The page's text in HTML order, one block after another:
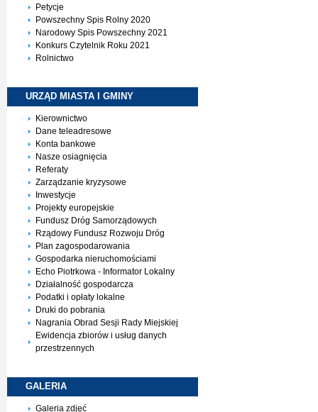
Petycje
Powszechny Spis Rolny 2020
Narodowy Spis Powszechny 2021
Konkurs Czytelnik Roku 2021
Rolnictwo
URZĄD MIASTA I GMINY
Kierownictwo
Dane teleadresowe
Konta bankowe
Nasze osiagnięcia
Referaty
Zarządzanie kryzysowe
Inwestycje
Projekty europejskie
Fundusz Dróg Samorządowych
Rządowy Fundusz Rozwoju Dróg
Plan zagospodarowania
Gospodarka nieruchomościami
Echo Piotrkowa - Informator Lokalny
Działalność gospodarcza
Podatki i opłaty lokalne
Druki do pobrania
Nagrania Obrad Sesji Rady Miejskiej
Ewidencja zbiorów i usług danych
przestrzennych
GALERIA
Galeria zdjęć